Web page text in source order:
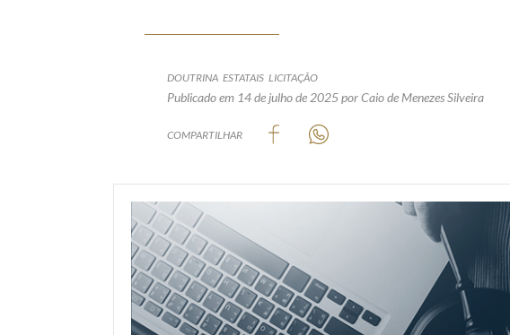
DOUTRINA ESTATAIS LICITAÇÃO
Publicado em 14 de julho de 2025por Caio de Menezes Silveira
COMPARTILHAR